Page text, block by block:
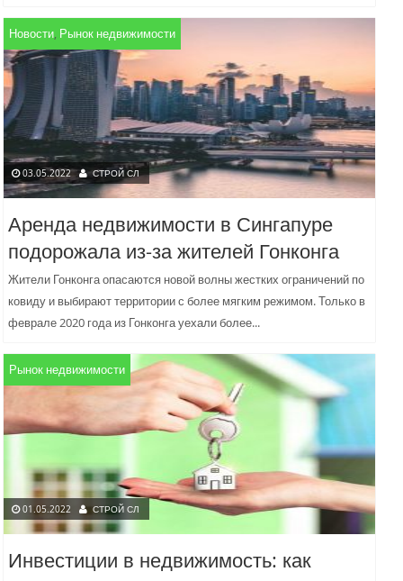
Новости, Рынок недвижимости
03.05.2022 СТРОЙ СЛ
Аренда недвижимости в Сингапуре
подорожала из-за жителей Гонконга
Жители Гонконга опасаются новой волны жестких ограничений по
ковиду и выбирают территории с более мягким режимом. Только в
феврале 2020 года из Гонконга уехали более...
Рынок недвижимости
01.05.2022 СТРОЙ СЛ
Инвестиции в недвижимость: как